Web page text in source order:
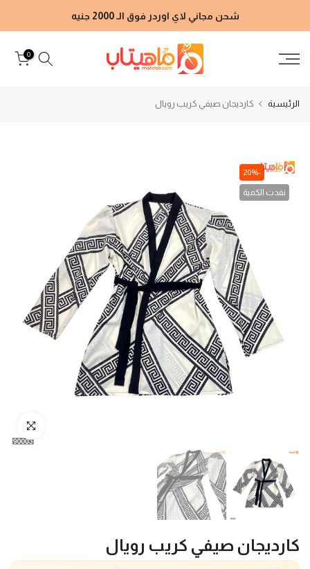
إلى
شحن مجاني لاي اوردر فوق الـ 2000 جنيه
0
الرئيسية كارديجان صيفي كريب رويال
-20%
نفدت الكمية
انقر للتكبير
كارديجان صيفي كريب رويال